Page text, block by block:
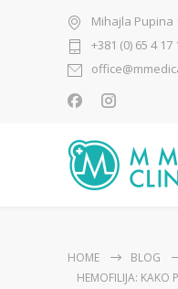
Mihajla Pupina
+381 (0) 65 4 17
HOME
BLOG
HEMOFILIJA: KAKO